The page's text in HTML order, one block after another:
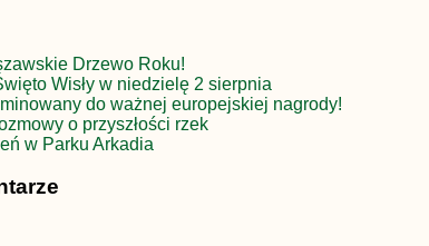
Drzewo Roku!
Wisły w niedzielę 2 sierpnia
do ważnej europejskiej nagrody!
o przyszłości rzek
w Parku Arkadia